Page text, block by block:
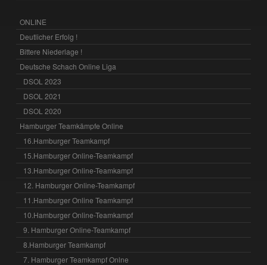
ONLINE
Deutlicher Erfolg !
Bittere Niederlage !
Deutsche Schach Online Liga
DSOL 2023
DSOL 2021
DSOL 2020
Hamburger Teamkämpfe Online
16.Hamburger Teamkampf
15.Hamburger Online-Teamkampf
13.Hamburger Online-Teamkampf
12. Hamburger Online-Teamkampf
11.Hamburger Online Teamkampf
10.Hamburger Online-Teamkampf
9. Hamburger Online-Teamkampf
8.Hamburger Teamkampf
7. Hamburger Teamkampf Onlne